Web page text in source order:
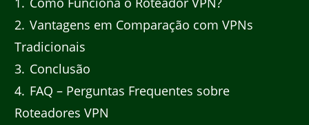
2 Vantagens em Comparação com VPNs
Tradicionais
3 Conclusão
4 FAQ – Perguntas Frequentes sobre
Roteadores VPN